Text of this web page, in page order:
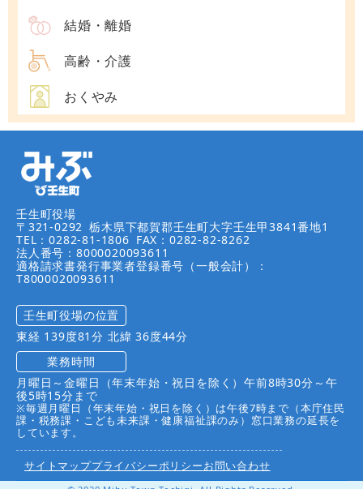
結婚・離婚
高齢・介護
おくやみ
壬生町役場
〒321-0292 栃木県下都賀郡壬生町大字壬生甲3841番地1
TEL：0282-81-1806 FAX：0282-82-8262
法人番号：8000020093611
適格請求書発行事業者登録番号（一般会計）：
T8000020093611
壬生町役場の位置
東経 139度81分 北緯 36度44分
業務時間
月曜日～金曜日（年末年始・祝日を除く）午前8時30分～午
後5時15分まで
※毎週月曜日（年末年始・祝日を除く）は午後7時まで（本庁住民
課・税務課・こども未来課・健康福祉課のみ）窓口業務の延長を
しています。
サイトマッププライバシーポリシーお問い合わせ